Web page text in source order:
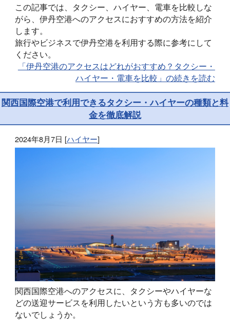
この記事では、タクシー、ハイヤー、電車を比較しな
がら、伊丹空港へのアクセスにおすすめの方法を紹介
します。
旅行やビジネスで伊丹空港を利用する際に参考にして
ください。
「伊丹空港のアクセスはどれがおすすめ？タクシー・
ハイヤー・電車を比較」の続きを読む
関西国際空港で利用できるタクシー・ハイヤーの種類と料
金を徹底解説
2024年8月7日 [ハイヤー]
関西国際空港へのアクセスに、タクシーやハイヤーな
どの送迎サービスを利用したいという方も多いのでは
ないでしょうか。